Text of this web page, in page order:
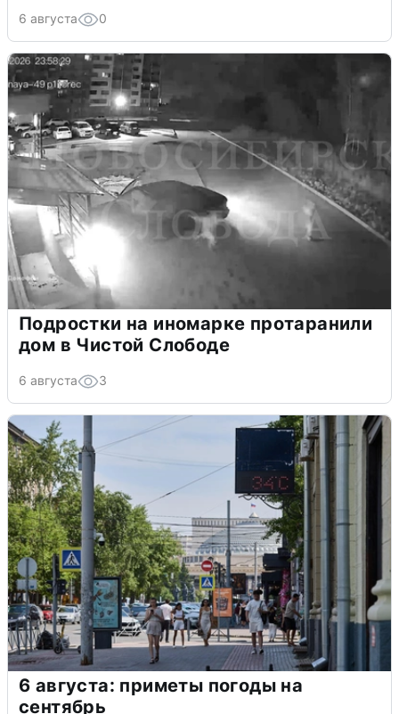
6 августа 0
Подростки на иномарке протаранили
дом в Чистой Слободе
6 августа 3
6 августа: приметы погоды на
сентябрь